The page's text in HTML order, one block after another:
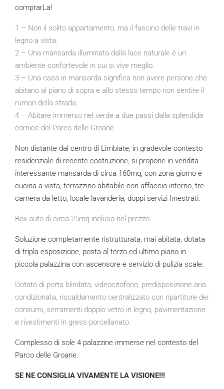
comprarLa!
1 – Non il solito appartamento, ma il fascino delle travi in
legno a vista.
2 – Una mansarda illuminata dalla luce naturale è un
ambiente confortevole in cui si vive meglio.
3 – Una casa in mansarda significa non avere persone che
abitano al piano di sopra e allo stesso tempo non sentire il
rumori della strada.
4 – Abitare immerso nel verde a due passi dalla splendida
cornice del Parco delle Groane.
Non distante dal centro di Limbiate, in gradevole contesto
residenziale di recente costruzione, si propone in vendita
interessante mansarda di circa 160mq, con zona giorno e
cucina a vista, terrazzino abitabile con affaccio interno, tre
camera da letto, locale lavanderia, doppi servizi finestrati.
Box auto di circa 25mq incluso nel prezzo.
Soluzione completamente ristrutturata, mai abitata, dotata
di tripla esposizione, posta al terzo ed ultimo piano in
piccola palazzina con ascensore e servizio di pulizia scale.
Dotato di porta blindata, videocitofono, predisposizione aria
condizionata, riscaldamento centralizzato con ripartitore dei
consumi, serramenti doppio vetro in legno, pavimentazione
e rivestimenti in gress porcellanato.
Complesso di sole 4 palazzine immerse nel contesto del
Parco delle Groane.
SE NE CONSIGLIA VIVAMENTE LA VISIONE!!!